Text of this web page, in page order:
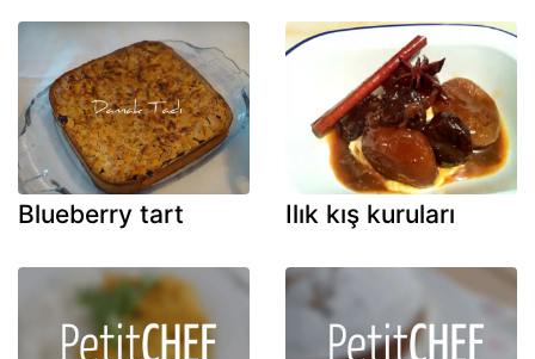
Blueberry tart Ilık kış kuruları